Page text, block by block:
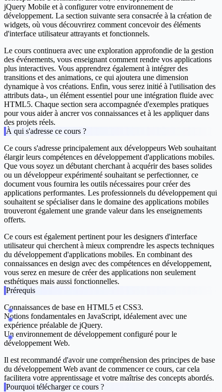
jQuery Mobile et à configurer votre environnement de
développement. La section suivante sera consacrée à la création de
widgets, où vous découvrirez comment concevoir des éléments
d'interface utilisateur attrayants et fonctionnels.
Le cours continuera avec une exploration approfondie de la gestion
des événements, vous enseignant comment rendre vos applications
plus interactives. Vous apprendrez également à intégrer des
transitions et des animations, ce qui ajoutera une dimension
dynamique à vos créations. Enfin, vous serez initié à l'utilisation des
attributs data-, un élément essentiel pour une intégration fluide avec
HTML5. Chaque section sera accompagnée d'exemples pratiques
pour vous aider à ancrer vos connaissances et à les appliquer dans
des projets réels.
À qui s'adresse ce cours ?
Ce cours s'adresse principalement aux développeurs Web souhaitant
élargir leurs compétences en développement d'applications mobiles.
Que vous soyez un débutant cherchant à acquérir des bases solides
ou un développeur expérimenté souhaitant se perfectionner, ce
document vous fournira les outils nécessaires pour créer des
applications performantes. Les professionnels du développement qui
souhaitent se spécialiser dans le domaine des applications mobiles
trouveront également une grande valeur dans les enseignements
offerts.
Ce cours est également pertinent pour les designers d'interface
utilisateur qui cherchent à mieux comprendre les aspects techniques
du développement d'applications mobiles. En combinant des
connaissances en design avec des compétences en développement,
vous serez en mesure de créer des applications non seulement
esthétiques mais aussi fonctionnelles.
Prérequis
Connaissances de base en HTML5 et CSS3.
Notions fondamentales en JavaScript, idéalement avec une
expérience préalable de jQuery.
Un environnement de développement configuré pour le
développement Web.
Il est recommandé d'avoir une compréhension des principes de base
du développement Web avant de commencer ce cours, car cela
facilitera votre apprentissage et votre maîtrise des concepts abordés.
Pourquoi télécharger ce cours ?